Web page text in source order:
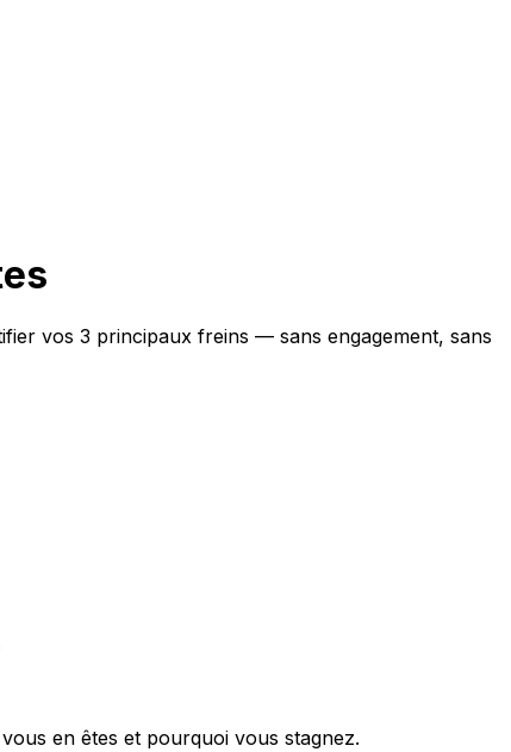
vos 3 principaux freins — sans engagement, sans
en êtes et pourquoi vous stagnez.